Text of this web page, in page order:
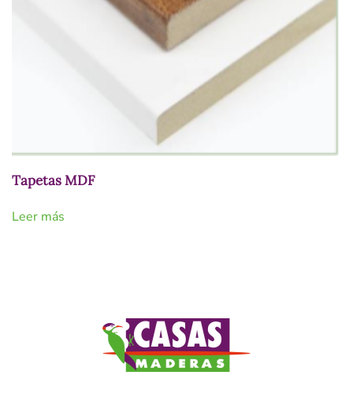
Tapetas MDF
Leer más